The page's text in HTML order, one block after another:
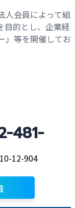
人会員によって組
目的とし、企業経
」等を開催してお
481-
12-904